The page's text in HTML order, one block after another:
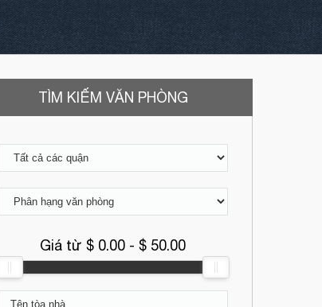
TÌM KIẾM VĂN PHÒNG
Giá từ $ 0.00 - $ 50.00